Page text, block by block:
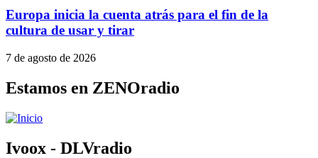
Europa inicia la cuenta atrás para el fin de la
cultura de usar y tirar
7 de agosto de 2026
Estamos en ZENOradio
Ivoox - DLVradio